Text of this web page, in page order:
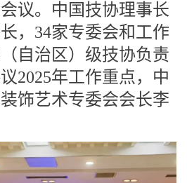
议。中国技协理事长
，34家专委会和工作
自治区）级技协负责
2025年工作重点，中
饰艺术专委会会长李